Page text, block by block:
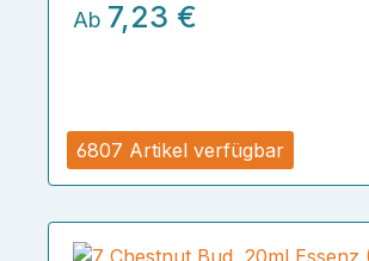
6807 Artikel verfügbar
Ab 7,23 €